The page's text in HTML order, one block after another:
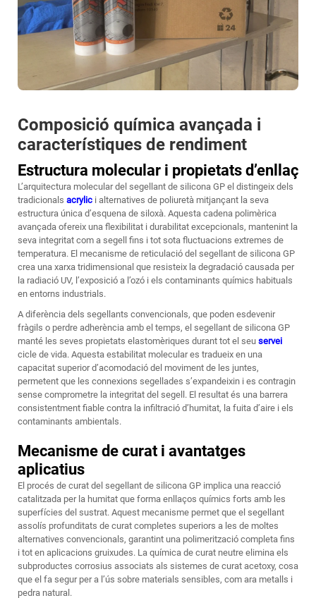
Composició química avançada i
característiques de rendiment
Estructura molecular i propietats d’enllaç
L’arquitectura molecular del segellant de silicona GP el distingeix dels
tradicionals acrylic i alternatives de poliuretà mitjançant la seva
estructura única d’esquena de siloxà. Aquesta cadena polimèrica
avançada ofereix una flexibilitat i durabilitat excepcionals, mantenint la
seva integritat com a segell fins i tot sota fluctuacions extremes de
temperatura. El mecanisme de reticulació del segellant de silicona GP
crea una xarxa tridimensional que resisteix la degradació causada per
la radiació UV, l’exposició a l’ozó i els contaminants químics habituals
en entorns industrials.
A diferència dels segellants convencionals, que poden esdevenir
fràgils o perdre adherència amb el temps, el segellant de silicona GP
manté les seves propietats elastomèriques durant tot el seu servei
cicle de vida. Aquesta estabilitat molecular es tradueix en una
capacitat superior d’acomodació del moviment de les juntes,
permetent que les connexions segellades s’expandeixin i es contragin
sense comprometre la integritat del segell. El resultat és una barrera
consistentment fiable contra la infiltració d’humitat, la fuita d’aire i els
contaminants ambientals.
Mecanisme de curat i avantatges
aplicatius
El procés de curat del segellant de silicona GP implica una reacció
catalitzada per la humitat que forma enllaços químics forts amb les
superfícies del sustrat. Aquest mecanisme permet que el segellant
assolís profunditats de curat completes superiors a les de moltes
alternatives convencionals, garantint una polimerització completa fins
i tot en aplicacions gruixudes. La química de curat neutre elimina els
subproductes corrosius associats als sistemes de curat acetoxy, cosa
que el fa segur per a l’ús sobre materials sensibles, com ara metalls i
pedra natural.